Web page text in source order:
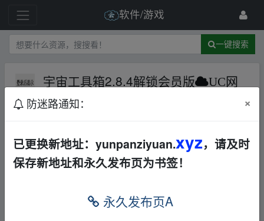
软件/游戏
一键搜索
宇宙工具箱2.8.4解锁会员版
UC网
盘
‥fr▪om w ww.y‥un、pan‥zi_yu an.xy_z
功能简介：
1、计算方法：溫度单位转换、工作压力单位
转换、净重单位转换、体积单位变换、時间
防迷路通知： ×
已更换新地址：yunpanziyuan.xyz，请及时
保存新地址和永久发布页为书签！
永久发布页A